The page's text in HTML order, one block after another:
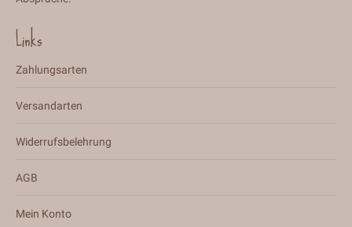
Links
Zahlungsarten
Versandarten
Widerrufsbelehrung
AGB
Mein Konto